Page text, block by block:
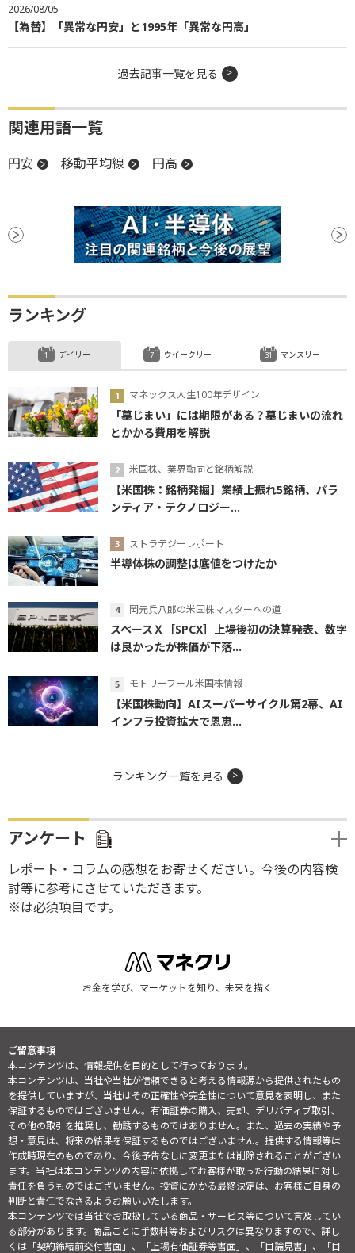
2026/08/05
【為替】「異常な円安」と1995年「異常な円高」
過去記事一覧を見る
関連用語一覧
円安 移動平均線 円高
ランキング
デイリー
マネックス人生100年デザイン
「墓じまい」には期限がある？墓じまいの流れ
とかかる費用を解説
米国株、業界動向と銘柄解説
【米国株：銘柄発掘】業績上振れ5銘柄、パラ
ンティア・テクノロジー...
ストラテジーレポート
半導体株の調整は底値をつけたか
岡元兵八郎の米国株マスターへの道
スペースＸ［SPCX］上場後初の決算発表、数字
は良かったが株価が下落...
モトリーフール米国株情報
【米国株動向】AIスーパーサイクル第2幕、AI
インフラ投資拡大で恩恵...
ウイークリー マンスリー
ランキング一覧を見る
アンケート
レポート・コラムの感想をお寄せください。今後の内容検
討等に参考にさせていただきます。
※は必須項目です。
お金を学び、マーケットを知り、未来を描く
ご留意事項
本コンテンツは、情報提供を目的として行っております。
本コンテンツは、当社や当社が信頼できると考える情報源から提供されたもの
を提供していますが、当社はその正確性や完全性について意見を表明し、また
保証するものではございません。有価証券の購入、売却、デリバティブ取引、
その他の取引を推奨し、勧誘するものではありません。また、過去の実績や予
想・意見は、将来の結果を保証するものではございません。提供する情報等は
作成時現在のものであり、今後予告なしに変更または削除されることがござい
ます。当社は本コンテンツの内容に依拠してお客様が取った行動の結果に対し
責任を負うものではございません。投資にかかる最終決定は、お客様ご自身の
判断と責任でなさるようお願いいたします。
本コンテンツでは当社でお取扱している商品・サービス等について言及してい
る部分があります。商品ごとに手数料等およびリスクは異なりますので、詳し
くは「契約締結前交付書面」、「上場有価証券等書面」、「目論見書」、「目